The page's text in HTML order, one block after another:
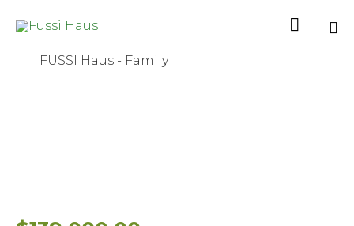

FUSSI Haus - Family